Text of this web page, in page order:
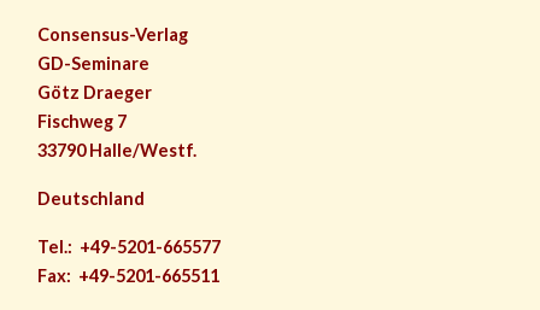
Consensus-Verlag
GD-Seminare
Götz Draeger
Fischweg 7
33790 Halle/Westf.
Deutschland
Tel.: +49-5201-665577
Fax: +49-5201-665511